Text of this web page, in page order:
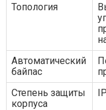
Топология
Автоматический
байпас
Степень защиты
корпуса